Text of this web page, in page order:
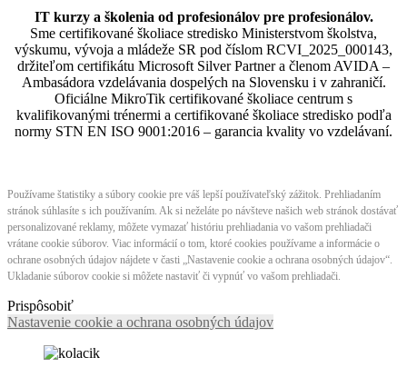
IT kurzy a školenia od profesionálov pre profesionálov.
Sme certifikované školiace stredisko Ministerstvom školstva,
výskumu, vývoja a mládeže SR pod číslom RCVI_2025_000143,
držiteľom certifikátu Microsoft Silver Partner a členom AVIDA –
Ambasádora vzdelávania dospelých na Slovensku i v zahraničí.​​​​​​​​​​​​​​​​
Oficiálne MikroTik certifikované školiace centrum s
kvalifikovanými trénermi ​​​​​​​​​​a certifikované školiace stredisko podľa
normy STN EN ISO 9001:2016 – garancia kvality vo vzdelávaní.
Používame štatistiky a súbory cookie pre váš lepší používateľský zážitok. Prehliadaním
stránok súhlasíte s ich používaním. Ak si neželáte po návšteve našich web stránok dostávať
personalizované reklamy, môžete vymazať históriu prehliadania vo vašom prehliadači
vrátane cookie súborov. Viac informácií o tom, ktoré cookies používame a informácie o
ochrane osobných údajov nájdete v časti „Nastavenie cookie a ochrana osobných údajov“.
Ukladanie súborov cookie si môžete nastaviť či vypnúť vo vašom prehliadači.
Prispôsobiť
Nastavenie cookie a ochrana osobných údajov